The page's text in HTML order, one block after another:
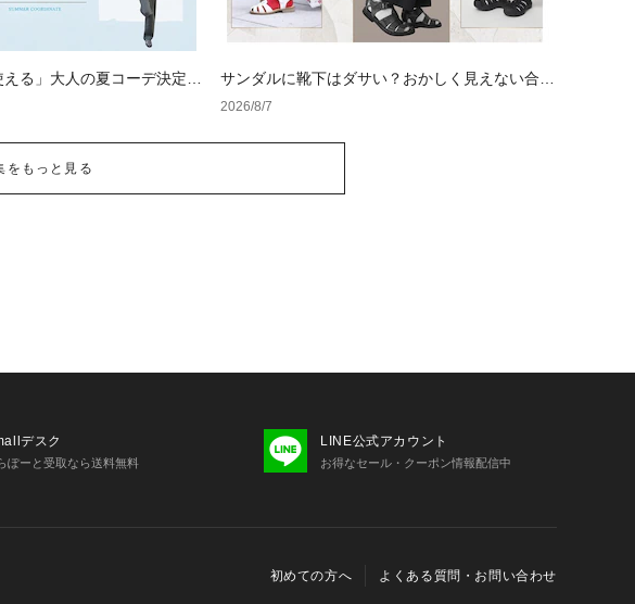
える」大人の夏コーデ決定
ルとNGな着こなし
サンダルに靴下はダサい？おかしく見えない合わ
せ方の黄金法則と男女別おすすめコーデ
2026/8/7
をもっと見る
デスク
ぽーと受取なら送料無料
LINE公式アカウント
お得なセール・クーポン情報配信中
初めての方へ よくある質問・お問い合わせ